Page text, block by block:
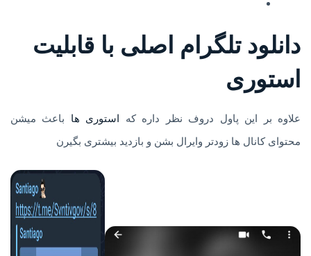
دانلود تلگرام اصلی با قابلیت
استوری
علاوه بر این پاول دروف نظر داره که استوری ها باعث میشن
محتوای کانال ها زودتر وایرال بشن و بازدید بیشتری بگیرن